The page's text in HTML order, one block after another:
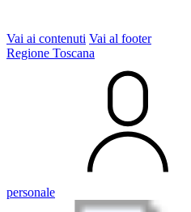
Vai ai contenuti Vai al footer
Regione Toscana
personale